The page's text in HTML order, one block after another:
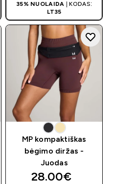
35% NUOLAIDA | KODAS:
LT35
MP kompaktiškas
bėgimo diržas -
Juodas
28.00€‎